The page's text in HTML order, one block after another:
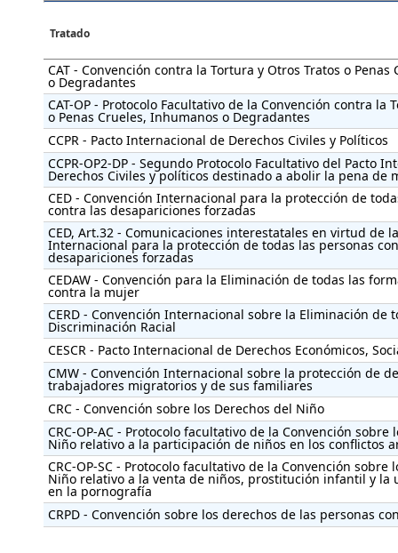
Tratado
CAT - Convención contra la Tortura y Otros Tratos o
o Degradantes
CAT-OP - Protocolo Facultativo de la Convención contra la
o Penas Crueles, Inhumanos o Degradantes
CCPR - Pacto Internacional de Derechos Civiles y Políticos
CCPR-OP2-DP - Segundo Protocolo Facultativo del Pacto
Derechos Civiles y políticos destinado a abolir la pena de
CED - Convención Internacional para la protección de
contra las desapariciones forzadas
CED, Art.32 - Comunicaciones interestatales en virtud de
Internacional para la protección de todas las personas
desapariciones forzadas
CEDAW - Convención para la Eliminación de todas las
contra la mujer
CERD - Convención Internacional sobre la Eliminación de
Discriminación Racial
CESCR - Pacto Internacional de Derechos Económicos,
CMW - Convención Internacional sobre la protección de
trabajadores migratorios y de sus familiares
CRC - Convención sobre los Derechos del Niño
CRC-OP-AC - Protocolo facultativo de la Convención sobre
Niño relativo a la participación de niños en los conflictos
CRC-OP-SC - Protocolo facultativo de la Convención sobre
Niño relativo a la venta de niños, prostitución infantil y la
en la pornografía
CRPD - Convención sobre los derechos de las personas